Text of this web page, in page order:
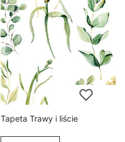
Tapeta Trawy i liście